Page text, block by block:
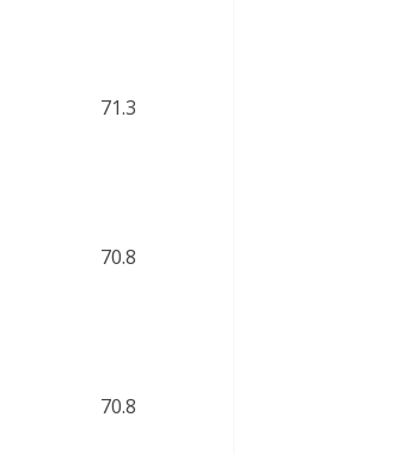
71.3
70.8
70.8